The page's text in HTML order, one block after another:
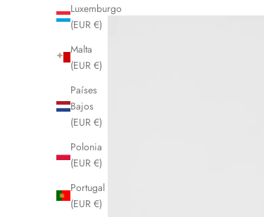
Luxemburgo
(EUR €)
Malta
(EUR €)
Países
Bajos
(EUR €)
Polonia
(EUR €)
Portugal
(EUR €)